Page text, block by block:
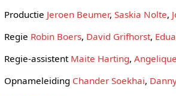
Productie Jeroen Beumer, Saskia Nolte,
Regie Robin Boers, David Grifhorst,
Regie-assistent Maite Harting,
Opnameleiding Chander Soekhai,